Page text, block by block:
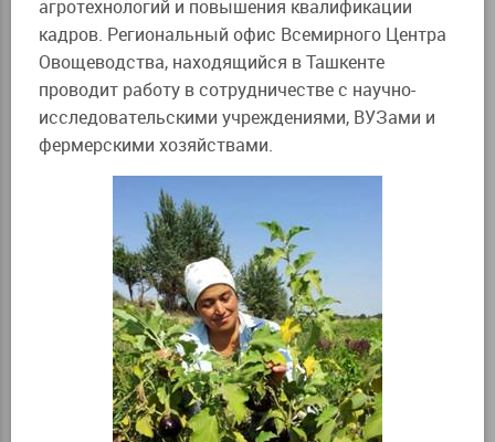
агротехнологий и повышения квалификации
кадров. Региональный офис Всемирного Центра
Овощеводства, находящийся в Ташкенте
проводит работу в сотрудничестве с научно-
исследовательскими учреждениями, ВУЗами и
фермерскими хозяйствами.